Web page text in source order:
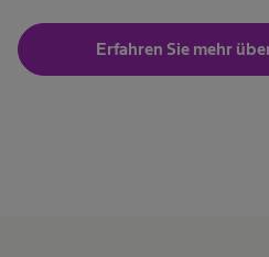
Erfahren Sie mehr